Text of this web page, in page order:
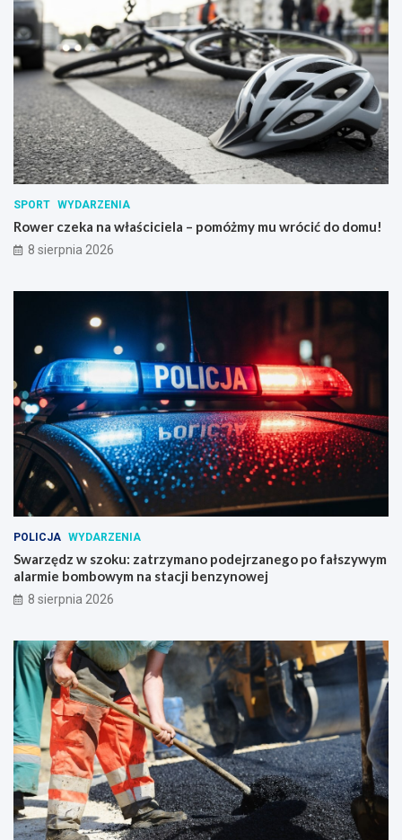
SPORT WYDARZENIA
Rower czeka na właściciela – pomóżmy mu wrócić do domu!
8 sierpnia 2026
POLICJA WYDARZENIA
Swarzędz w szoku: zatrzymano podejrzanego po fałszywym
alarmie bombowym na stacji benzynowej
8 sierpnia 2026